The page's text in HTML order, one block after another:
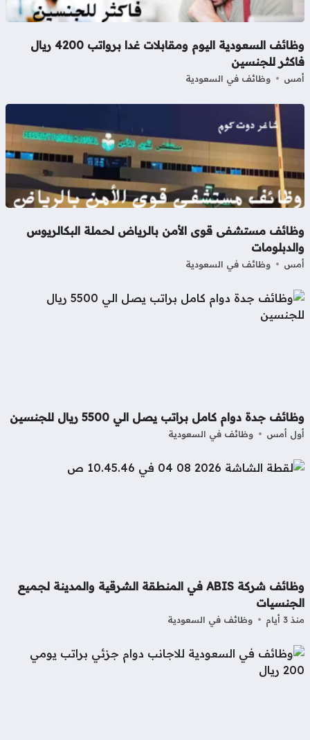
وظائف السعودية اليوم ومقابلات غدا برواتب 4200 ريال
للجنسين
وظائف في السعودية
مستشفى قوى الأمن بالرياض لحملة البكالريوس
وظائف في السعودية
جدة دوام كامل براتب يصل الي 5500 ريال للجنسين
أمس وظائف في السعودية
وظائف شركة ABIS في المنطقة الشرقية والمدينة لجميع
أيام وظائف في السعودية